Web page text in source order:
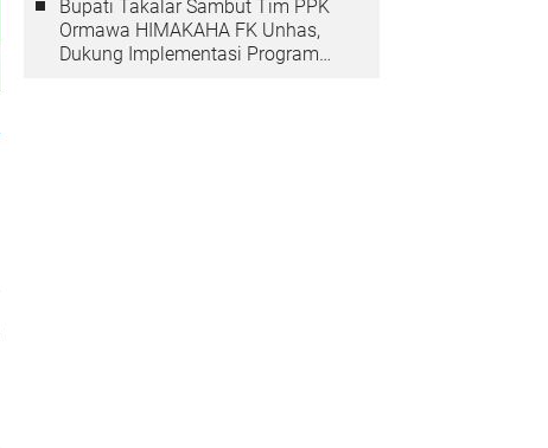
Bupati Takalar Sambut Tim PPK
Ormawa HIMAKAHA FK Unhas,
Dukung Implementasi Program